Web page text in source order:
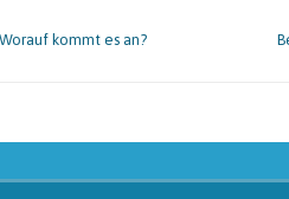
kommt es an?